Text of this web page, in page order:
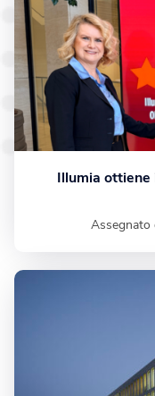
Illumia ottiene
Assegnato